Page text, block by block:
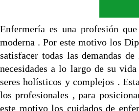
Enfermería es una profesión
moderna . Por este motivo los
satisfacer todas las demandas
necesidades a lo largo de su
seres holísticos y complejos .
los profesionales , para
este motivo los cuidados de